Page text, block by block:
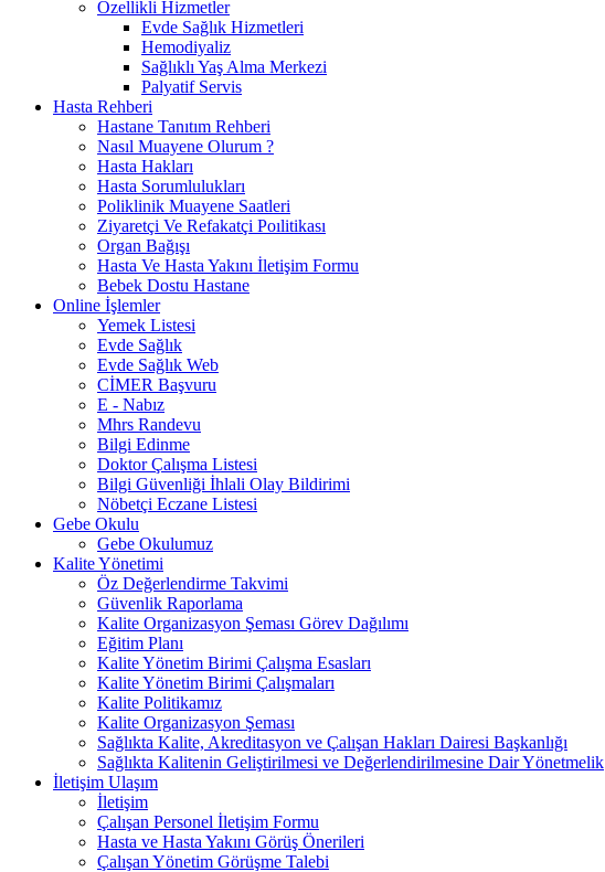
Özellikli Hizmetler
Evde Sağlık Hizmetleri
Hemodiyaliz
Sağlıklı Yaş Alma Merkezi
Palyatif Servis
Hasta Rehberi
Hastane Tanıtım Rehberi
Nasıl Muayene Olurum ?
Hasta Hakları
Hasta Sorumlulukları
Poliklinik Muayene Saatleri
Ziyaretçi Ve Refakatçi Poılitikası
Organ Bağışı
Hasta Ve Hasta Yakını İletişim Formu
Bebek Dostu Hastane
Online İşlemler
Yemek Listesi
Evde Sağlık
Evde Sağlık Web
CİMER Başvuru
E - Nabız
Mhrs Randevu
Bilgi Edinme
Doktor Çalışma Listesi
Bilgi Güvenliği İhlali Olay Bildirimi
Nöbetçi Eczane Listesi
Gebe Okulu
Gebe Okulumuz
Kalite Yönetimi
Öz Değerlendirme Takvimi
Güvenlik Raporlama
Kalite Organizasyon Şeması Görev Dağılımı
Eğitim Planı
Kalite Yönetim Birimi Çalışma Esasları
Kalite Yönetim Birimi Çalışmaları
Kalite Politikamız
Kalite Organizasyon Şeması
Sağlıkta Kalite, Akreditasyon ve Çalışan Hakları Dairesi Başkanlığı
Sağlıkta Kalitenin Geliştirilmesi ve Değerlendirilmesine Dair Yönetmelik
İletişim Ulaşım
İletişim
Çalışan Personel İletişim Formu
Hasta ve Hasta Yakını Görüş Önerileri
Çalışan Yönetim Görüşme Talebi